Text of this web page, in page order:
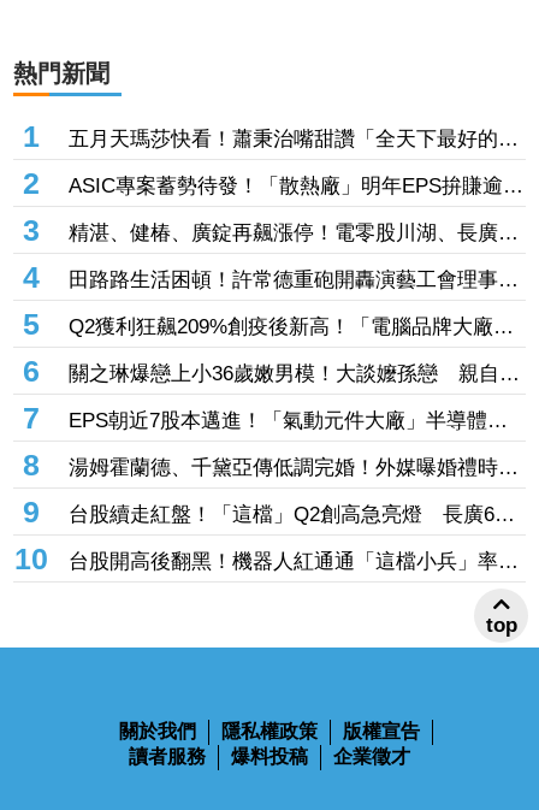
熱門新聞
1
五月天瑪莎快看！蕭秉治嘴甜讚「全天下最好的老
闆」 他星國秀16蹲失敗
2
ASIC專案蓄勢待發！「散熱廠」明年EPS拚賺逾14
股本 7月營收攀升116%
3
精湛、健椿、廣錠再飆漲停！電零股川湖、長廣、
台虹齊亮燈 威潤、承啟、永擎攻頂鎖不住
4
田路路生活困頓！許常德重砲開轟演藝工會理事
長 「財務去向交代清楚」
5
Q2獲利狂飆209%創疫後新高！「電腦品牌大廠」
H1營收飆破1577億元 股價翻紅緊守30大關
6
關之琳爆戀上小36歲嫩男模！大談嬤孫戀 親自回
應戀情
7
EPS朝近7股本邁進！「氣動元件大廠」半導體高
毛利助攻 目標價衝1700元
8
湯姆霍蘭德、千黛亞傳低調完婚！外媒曝婚禮時間
地點 僅邀至親好友見證幸福
9
台股續走紅盤！「這檔」Q2創高急亮燈 長廣6月
台股開高後翻黑！機器人紅通通「這檔小兵」率先
top